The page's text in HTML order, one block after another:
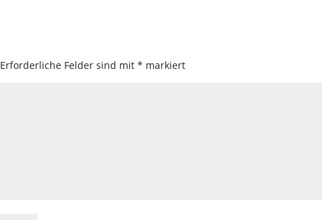
Erforderliche Felder sind mit* markiert